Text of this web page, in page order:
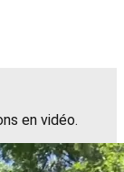
en vidéo.